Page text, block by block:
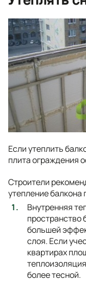
Если утеплить
плита ограждения
Строители
утепление
Внутренняя
пространство
большей
слоя. Если
квартирах
более тесной.